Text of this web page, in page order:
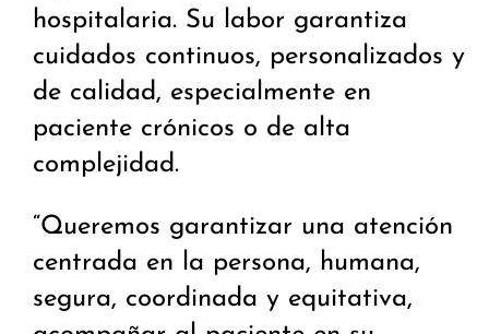
hospitalaria. Su labor garantiza
cuidados continuos, personalizados y
de calidad, especialmente en
paciente crónicos o de alta
complejidad.
“Queremos garantizar una atención
centrada en la persona, humana,
segura, coordinada y equitativa,